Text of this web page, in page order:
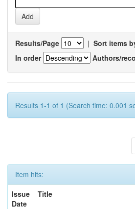
Results/Page | Sort items
In order
Authors/
Results 1-1 of 1 (Search time: 0.001
Item hits:
Issue
Date
Title